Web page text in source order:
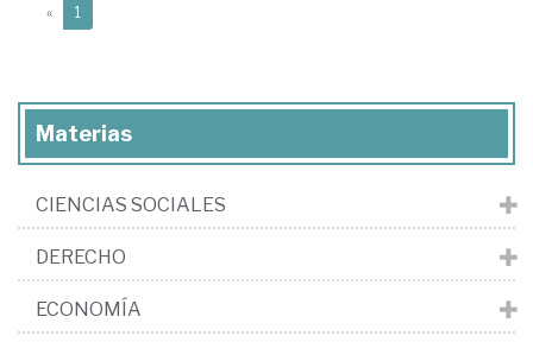
« 1
Materias
CIENCIAS SOCIALES
DERECHO
ECONOMÍA